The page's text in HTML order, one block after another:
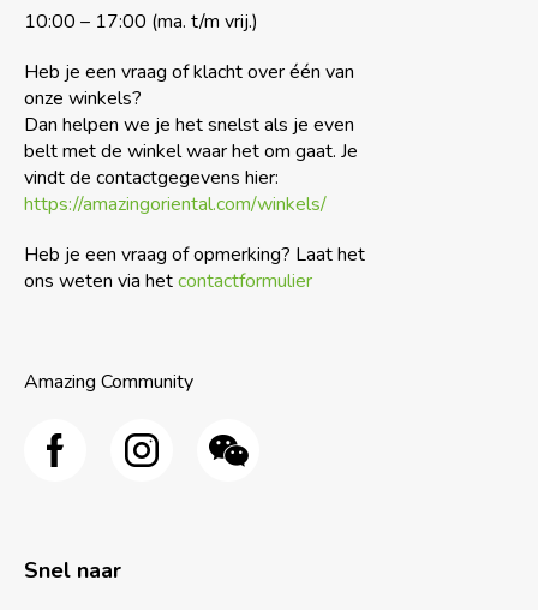
10:00 – 17:00 (ma. t/m vrij.)
Heb je een vraag of klacht over één van
onze winkels?
Dan helpen we je het snelst als je even
belt met de winkel waar het om gaat. Je
vindt de contactgegevens hier:
https://amazingoriental.com/winkels/
Heb je een vraag of opmerking? Laat het
ons weten via hetcontactformulier
Amazing Community
Snel naar